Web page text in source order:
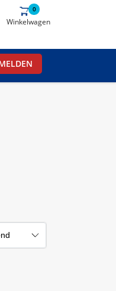
0
Winkelwagen